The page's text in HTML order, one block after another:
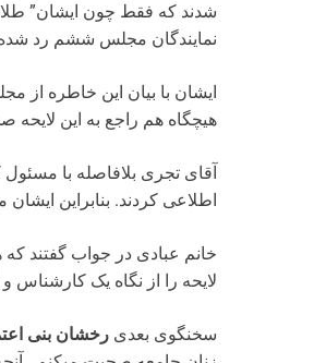
شدند که فقط چون ایشان”
نمایندگان مجلس ششم رد
ایشان با بیان این خاطره از
هیچگاه هم راجع به این لایحه
آقای تجری بلافاصله با
اطلاعی کردند. بنابراین ایشان
خانم عبادی در جواب گفتند
لایحه را از نگاه یک کارشناس
سخنگوی بعدی رخشان بنی